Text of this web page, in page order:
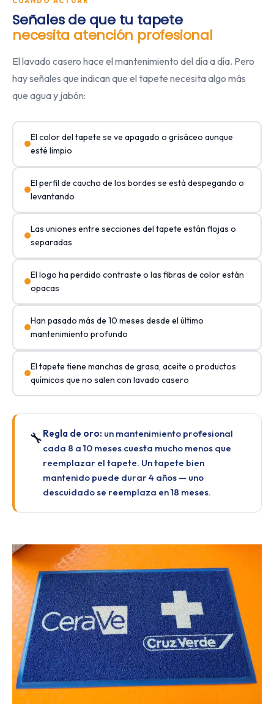
Señales de que tu tapete
necesita atención profesional
El lavado casero hace el mantenimiento del día a día. Pero
hay señales que indican que el tapete necesita algo más
que agua y jabón:
El color del tapete se ve apagado o grisáceo aunque
esté limpio
El perfil de caucho de los bordes se está despegando o
levantando
Las uniones entre secciones del tapete están flojas o
separadas
El logo ha perdido contraste o las fibras de color están
opacas
Han pasado más de 10 meses desde el último
mantenimiento profundo
El tapete tiene manchas de grasa, aceite o productos
químicos que no salen con lavado casero
🔧Regla de oro: un mantenimiento profesional
cada 8 a 10 meses cuesta mucho menos que
reemplazar el tapete. Un tapete bien
mantenido puede durar 4 años — uno
descuidado se reemplaza en 18 meses.